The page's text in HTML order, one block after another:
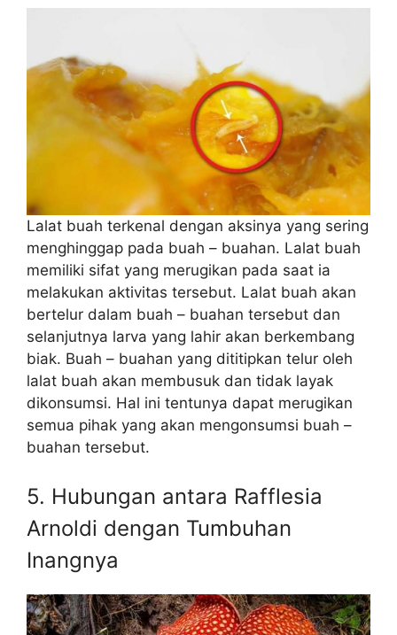
Lalat buah terkenal dengan aksinya yang sering
menghinggap pada buah – buahan. Lalat buah
memiliki sifat yang merugikan pada saat ia
melakukan aktivitas tersebut. Lalat buah akan
bertelur dalam buah – buahan tersebut dan
selanjutnya larva yang lahir akan berkembang
biak. Buah – buahan yang dititipkan telur oleh
lalat buah akan membusuk dan tidak layak
dikonsumsi. Hal ini tentunya dapat merugikan
semua pihak yang akan mengonsumsi buah –
buahan tersebut.
5. Hubungan antara Rafflesia
Arnoldi dengan Tumbuhan
Inangnya